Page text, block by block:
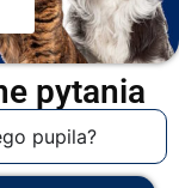
pytania
pupila?